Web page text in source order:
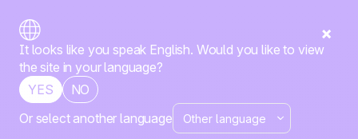
It looks like you speak English. Would you like to view
the site in your language?
YES
NO
Or select another language
Outils de vente et automatisation